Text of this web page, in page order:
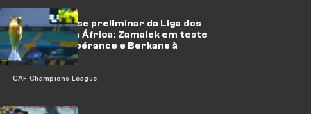
CAF Champions League
Sorteio da fase preliminar da Liga dos
Campeões da África: Zamalek em teste
fácil, com Espérance e Berkane à
espera